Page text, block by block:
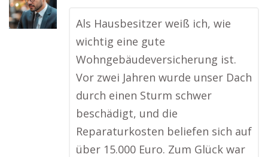
Als Hausbesitzer weiß ich, wie
wichtig eine gute
Wohngebäudeversicherung ist.
Vor zwei Jahren wurde unser Dach
durch einen Sturm schwer
beschädigt, und die
Reparaturkosten beliefen sich auf
über 15.000 Euro. Zum Glück war